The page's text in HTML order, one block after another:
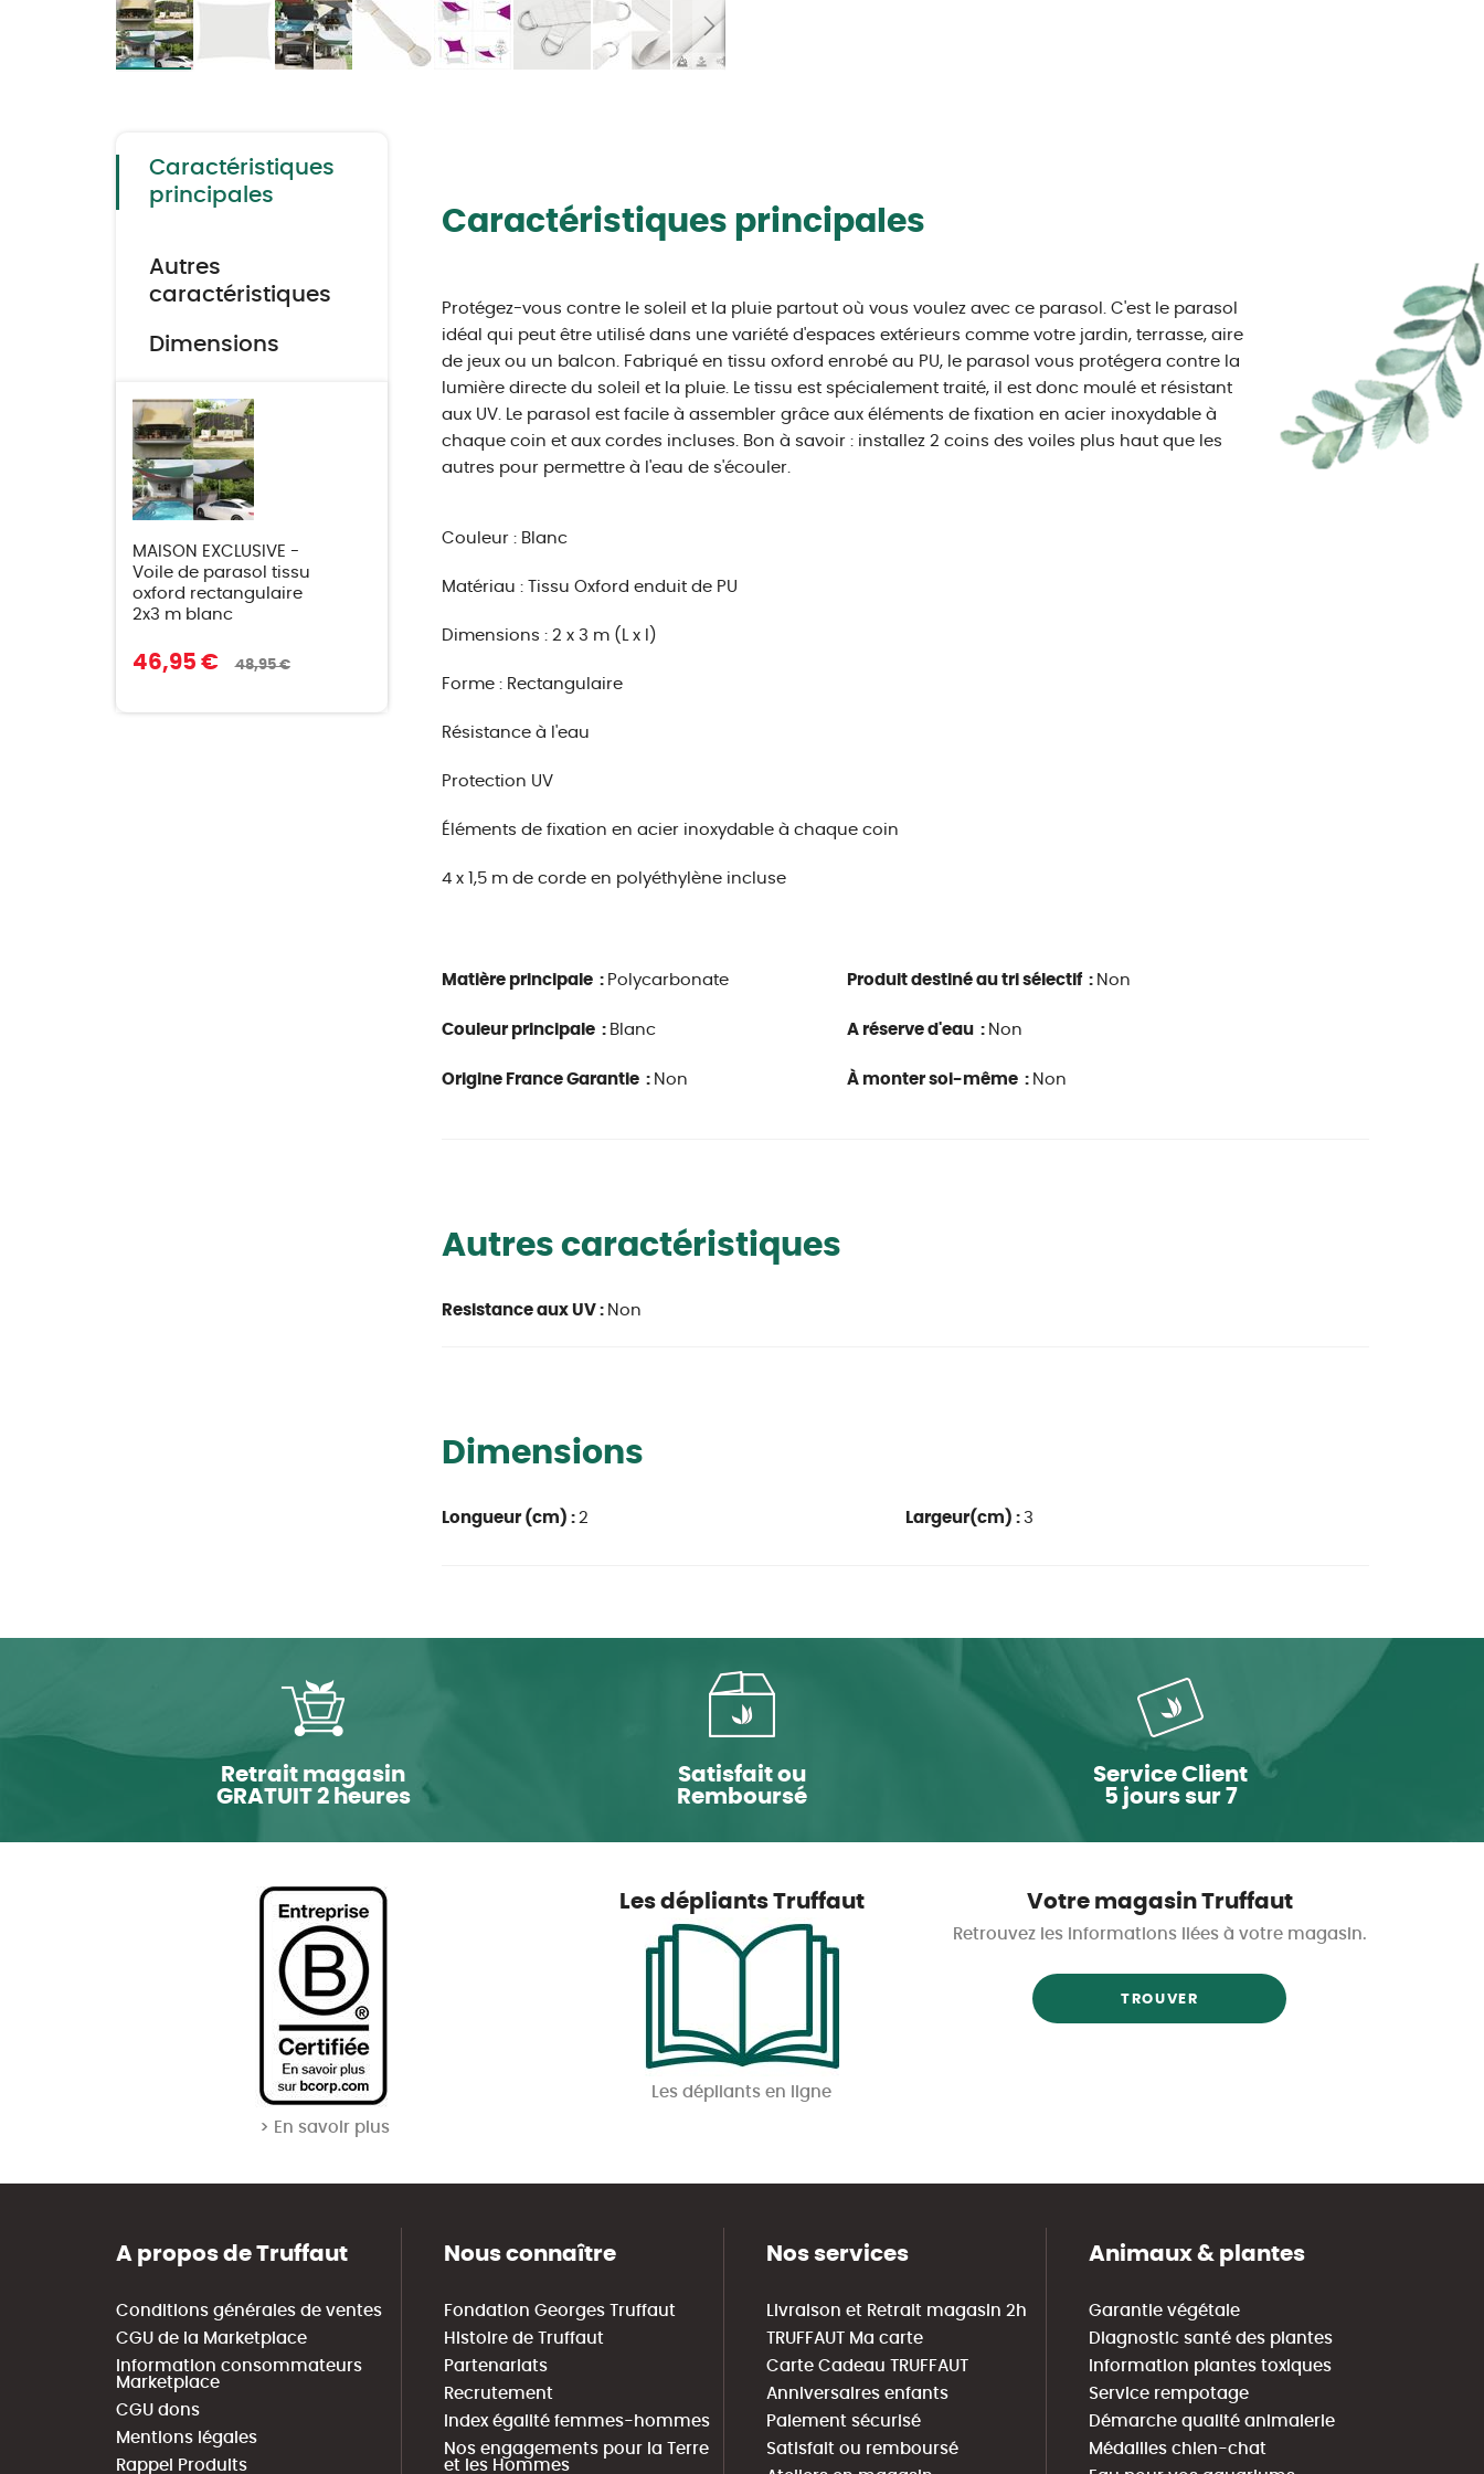
the
imagesCaractéristiques
principales
Autres
caractéristiques
Dimensions
MAISON EXCLUSIVE -
Voile de parasol tissu
oxford rectangulaire
2x3 m blanc
46,95 € 48,95 €
Caractéristiques principales
Protégez-vous contre le soleil et la pluie partout où vous voulez avec ce parasol. C'est le parasol
idéal qui peut être utilisé dans une variété d'espaces extérieurs comme votre jardin, terrasse, aire
de jeux ou un balcon. Fabriqué en tissu oxford enrobé au PU, le parasol vous protégera contre la
lumière directe du soleil et la pluie. Le tissu est spécialement traité, il est donc moulé et résistant
aux UV. Le parasol est facile à assembler grâce aux éléments de fixation en acier inoxydable à
chaque coin et aux cordes incluses. Bon à savoir : installez 2 coins des voiles plus haut que les
autres pour permettre à l'eau de s'écouler.
Couleur : Blanc
Matériau : Tissu Oxford enduit de PU
Dimensions : 2 x 3 m (L x l)
Forme : Rectangulaire
Résistance à l'eau
Protection UV
Éléments de fixation en acier inoxydable à chaque coin
4 x 1,5 m de corde en polyéthylène incluse
Matière principale : Polycarbonate
Couleur principale : Blanc
Origine France Garantie : Non
Produit destiné au tri sélectif : Non
A réserve d'eau : Non
À monter soi-même : Non
Autres caractéristiques
Resistance aux UV : Non
Dimensions
Longueur (cm) : 2 Largeur(cm) : 3
Retrait magasin
GRATUIT 2 heures
Satisfait ou
Remboursé
Service Client
5 jours sur 7
> En savoir plus
Les dépliants Truffaut
Les dépliants en ligne
Votre magasin Truffaut
Retrouvez les informations liées à votre magasin.
TROUVER
A propos de Truffaut
Conditions générales de ventes
CGU de la Marketplace
Information consommateurs
Marketplace
CGU dons
Mentions légales
Rappel Produits
Nous connaître
Fondation Georges Truffaut
Histoire de Truffaut
Partenariats
Recrutement
Index égalité femmes-hommes
Nos engagements pour la Terre
et les Hommes
Nos services
Livraison et Retrait magasin 2h
TRUFFAUT Ma carte
Carte Cadeau TRUFFAUT
Anniversaires enfants
Paiement sécurisé
Satisfait ou remboursé
Animaux & plantes
Garantie végétale
Diagnostic santé des plantes
Information plantes toxiques
Service rempotage
Démarche qualité animalerie
Médailles chien-chat